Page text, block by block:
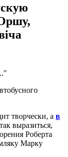
творчески, а в
выразиться,
Роберта
Марку